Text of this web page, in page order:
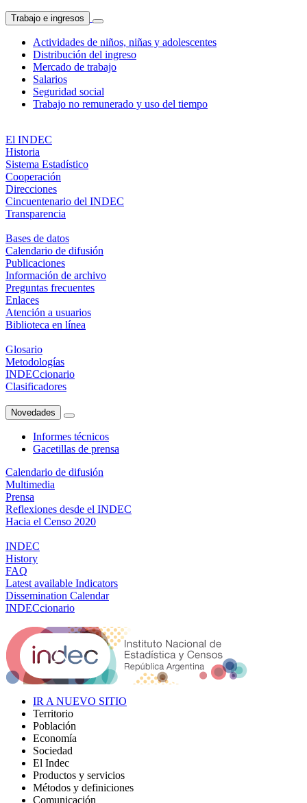
Trabajo e ingresos
Actividades de niños, niñas y adolescentes
Distribución del ingreso
Mercado de trabajo
Salarios
Seguridad social
Trabajo no remunerado y uso del tiempo
El INDEC
Historia
Sistema Estadístico
Cooperación
Direcciones
Cincuentenario del INDEC
Transparencia
Bases de datos
Calendario de difusión
Publicaciones
Información de archivo
Preguntas frecuentes
Enlaces
Atención a usuarios
Biblioteca en línea
Glosario
Metodologías
INDECcionario
Clasificadores
Novedades
Informes técnicos
Gacetillas de prensa
Calendario de difusión
Multimedia
Prensa
Reflexiones desde el INDEC
Hacia el Censo 2020
INDEC
History
FAQ
Latest available Indicators
Dissemination Calendar
INDECcionario
IR A NUEVO SITIO
Territorio
Población
Economía
Sociedad
El Indec
Productos y servicios
Métodos y definiciones
Comunicación